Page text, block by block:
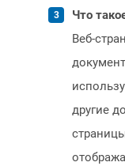
Что
Веб-
другие